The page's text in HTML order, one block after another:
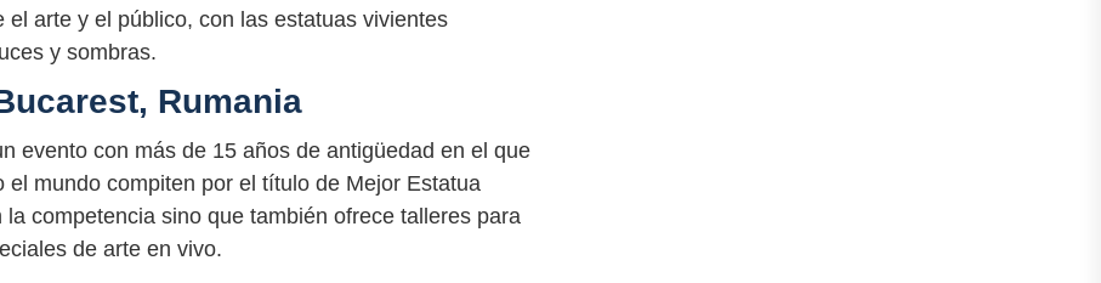
arte y el público, con las estatuas vivientes
y sombras.
Rumania
evento con más de 15 años de antigüedad en el que
mundo compiten por el título de Mejor Estatua
competencia sino que también ofrece talleres para
de arte en vivo.